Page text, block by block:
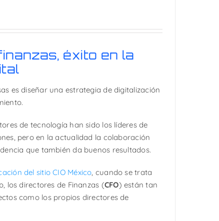
éxito en la
es diseñar una estrategia de digitalización
de tecnología han sido los líderes de
pero en la actualidad la colaboración
que también da buenos resultados.
del sitio CIO México, cuando se trata
los directores de Finanzas (CFO) están tan
como los propios directores de